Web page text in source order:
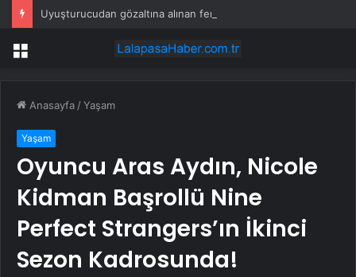
Menü
Anasayfa /Yaşam
Yaşam
Oyuncu Aras Aydın, Nicole
Kidman Başrollü Nine
Perfect Strangers’ın İkinci
Sezon Kadrosunda!